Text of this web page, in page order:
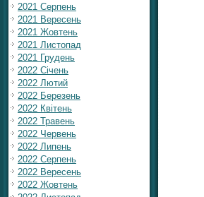
2021 Серпень
2021 Вересень
2021 Жовтень
2021 Листопад
2021 Грудень
2022 Січень
2022 Лютий
2022 Березень
2022 Квітень
2022 Травень
2022 Червень
2022 Липень
2022 Серпень
2022 Вересень
2022 Жовтень